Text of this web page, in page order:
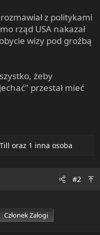
z politykami
rząd USA nakazał
wizy pod groźbą
żeby
przestał mieć
Till oraz 1 inna osoba
#2
Członek Załogi